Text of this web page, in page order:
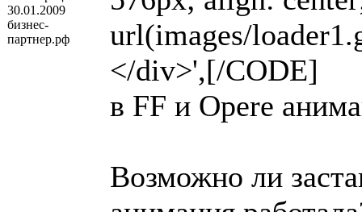
30.01.2009
бизнес-
партнер.рф
url(images/
</div>',[/CODE]
в FF и Opere
Возможно ли